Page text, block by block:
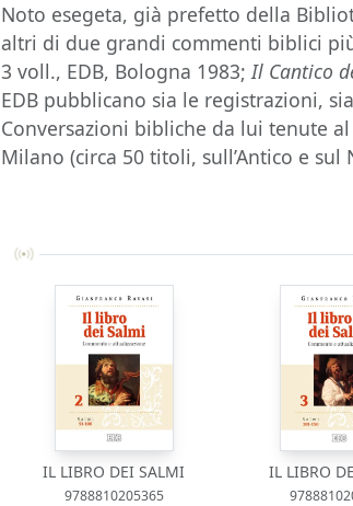
Noto esegeta, già prefetto della
altri di due grandi commenti biblici
3 voll., EDB, Bologna 1983;Il Cantico
EDB pubblicano sia le registrazioni,
Conversazioni bibliche da lui tenute
Milano (circa 50 titoli, sull’Antico e sul
IL LIBRO DEI SALMI
9788810205365
IL LIBRO